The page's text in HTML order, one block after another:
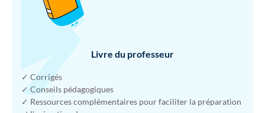
Livre du professeur
✓ Corrigés
✓ Conseils pédagogiques
✓ Ressources complémentaires pour faciliter la préparation